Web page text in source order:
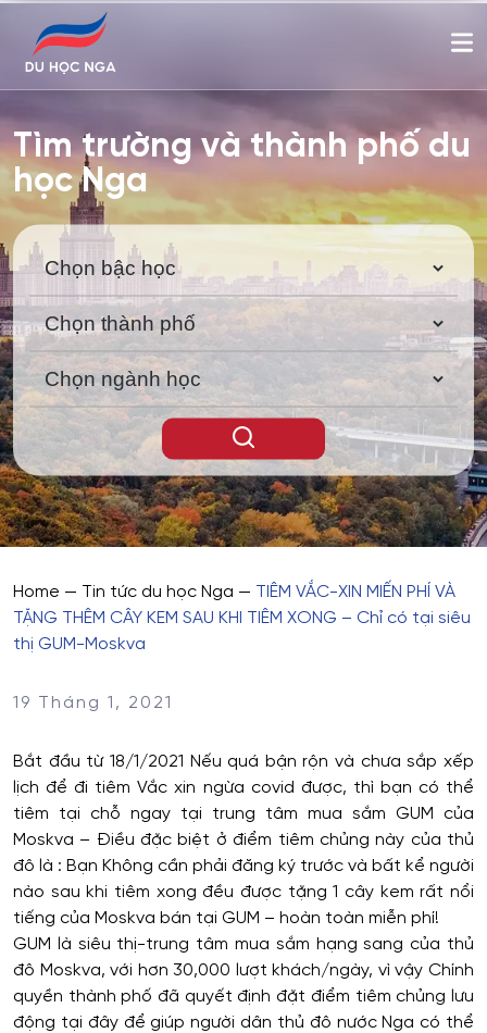
Tìm trường và thành phố du
học Nga
Home — Tin tức du học Nga — TIÊM VẮC-XIN MIẾN PHÍ VÀ
TẶNG THÊM CÂY KEM SAU KHI TIÊM XONG – Chỉ có tại siêu
thị GUM-Moskva
19 Tháng 1, 2021
Bắt đầu từ 18/1/2021 Nếu quá bận rộn và chưa sắp xếp
lịch để đi tiêm Vắc xin ngừa covid được, thì bạn có thể
tiêm tại chỗ ngay tại trung tâm mua sắm GUM của
Moskva – Điều đặc biệt ở điểm tiêm chủng này của thủ
đô là : Bạn Không cần phải đăng ký trước và bất kể người
nào sau khi tiêm xong đều được tặng 1 cây kem rất nổi
tiếng của Moskva bán tại GUM – hoàn toàn miễn phí!
GUM là siêu thị-trung tâm mua sắm hạng sang của thủ
đô Moskva, với hơn 30,000 lượt khách/ngày, vì vậy Chính
quyền thành phố đã quyết định đặt điểm tiêm chủng lưu
động tại đây để giúp người dân thủ đô nước Nga có thể